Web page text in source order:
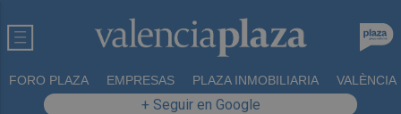
FORO PLAZA EMPRESAS PLAZA INMOBILIARIA VALÈNCIA
+ Seguir en Google